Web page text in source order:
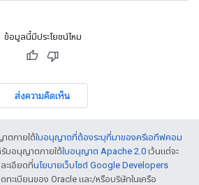
ข้อมูลนี้มีประโยชน์ไหม
ส่งความคิดเห็น
ตภายใต้ใบอนุญาตที่ต้องระบุที่มาของครีเอทีฟคอม
รับอนุญาตภายใต้ใบอนุญาต Apache 2.0 เว้นแต่จะ
ะเอียดที่นโยบายเว็บไซต์ Google Developers
ทะเบียนของ Oracle และ/หรือบริษัทในเครือ